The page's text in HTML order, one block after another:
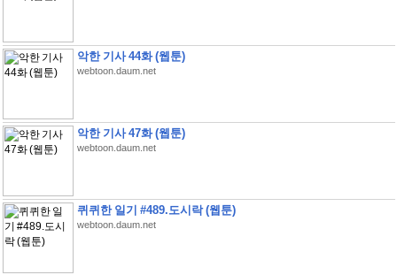
악한 기사 44화 (웹툰)
webtoon.daum.net
악한 기사 47화 (웹툰)
webtoon.daum.net
퀴퀴한 일기 #489.도시락 (웹툰)
webtoon.daum.net